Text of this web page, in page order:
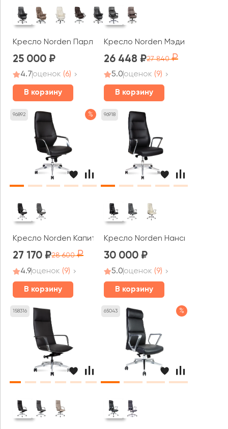
Кресло Norden Парламент
25 000
4.7оценок (6)
В корзину
Кресло Norden Мэдисон
26 448 27 840
5.0оценок (9)
В корзину
96892 %
Кресло Norden Капитал / Capital Black
27 170 28 600
4.9оценок (9)
В корзину
96918
Кресло Norden Нанси / Nancy
30 000
5.0оценок (9)
В корзину
158316 65043 %